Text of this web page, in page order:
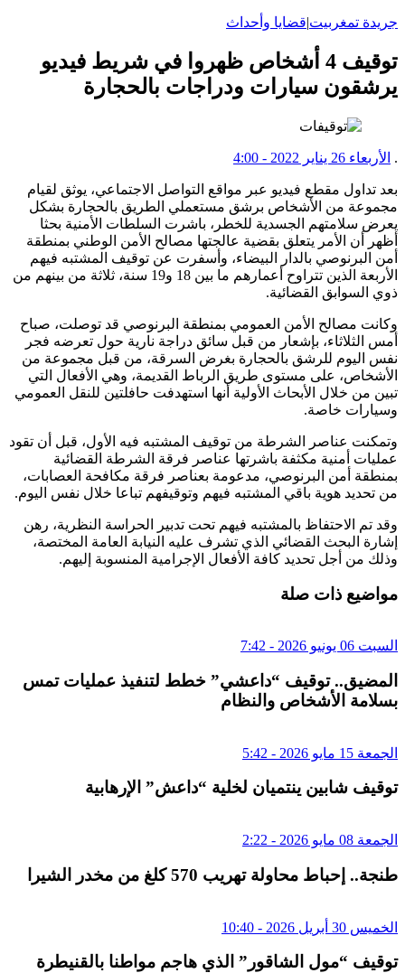
جريدة تمغربيت|قضايا وأحداث
توقيف 4 أشخاص ظهروا في شريط فيديو
يرشقون سيارات ودراجات بالحجارة
. الأربعاء 26 يناير 2022 - 4:00
بعد تداول مقطع فيديو عبر مواقع التواصل الاجتماعي، يوثق لقيام
مجموعة من الأشخاص برشق مستعملي الطريق بالحجارة بشكل
يعرض سلامتهم الجسدية للخطر، باشرت السلطات الأمنية بحثا
أظهر أن الأمر يتعلق بقضية عالجتها مصالح الأمن الوطني بمنطقة
أمن البرنوصي بالدار البيضاء، وأسفرت عن توقيف المشتبه فيهم
الأربعة الذين تتراوح أعمارهم ما بين 18 و19 سنة، ثلاثة من بينهم من
ذوي السوابق القضائية.
وكانت مصالح الأمن العمومي بمنطقة البرنوصي قد توصلت، صباح
أمس الثلاثاء، بإشعار من قبل سائق دراجة نارية حول تعرضه فجر
نفس اليوم للرشق بالحجارة بغرض السرقة، من قبل مجموعة من
الأشخاص، على مستوى طريق الرباط القديمة، وهي الأفعال التي
تبين من خلال الأبحاث الأولية أنها استهدفت حافلتين للنقل العمومي
وسيارات خاصة.
وتمكنت عناصر الشرطة من توقيف المشتبه فيه الأول، قبل أن تقود
عمليات أمنية مكثفة باشرتها عناصر فرقة الشرطة القضائية
بمنطقة أمن البرنوصي، مدعومة بعناصر فرقة مكافحة العصابات،
من تحديد هوية باقي المشتبه فيهم وتوقيفهم تباعا خلال نفس اليوم.
وقد تم الاحتفاظ بالمشتبه فيهم تحت تدبير الحراسة النظرية، رهن
إشارة البحث القضائي الذي تشرف عليه النيابة العامة المختصة،
وذلك من أجل تحديد كافة الأفعال الإجرامية المنسوبة إليهم.
مواضيع ذات صلة
السبت 06 يونيو 2026 - 7:42
المضيق.. توقيف “داعشي” خطط لتنفيذ عمليات تمس
بسلامة الأشخاص والنظام
الجمعة 15 مايو 2026 - 5:42
توقيف شابين ينتميان لخلية “داعش” الإرهابية
الجمعة 08 مايو 2026 - 2:22
طنجة.. إحباط محاولة تهريب 570 كلغ من مخدر الشيرا
الخميس 30 أبريل 2026 - 10:40
توقيف “مول الشاقور” الذي هاجم مواطنا بالقنيطرة